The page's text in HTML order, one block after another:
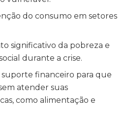
do consumo em setores
significativo da pobreza e
durante a crise.
financeiro para que
atender suas
como alimentação e